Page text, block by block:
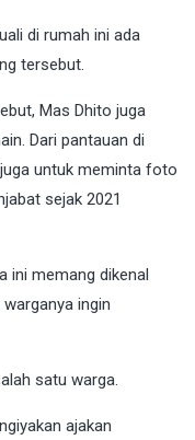
di rumah ini ada
tersebut.
Mas Dhito juga
Dari pantauan di
untuk meminta foto
sejak 2021
ini memang dikenal
ingin
satu warga.
ajakan